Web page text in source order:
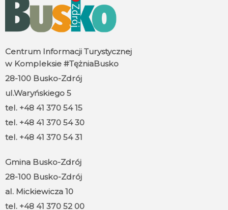
Centrum Informacji Turystycznej
w Kompleksie #TężniaBusko
28-100 Busko-Zdrój
ul.Waryńskiego 5
tel. +48 41 370 54 15
tel. +48 41 370 54 30
tel. +48 41 370 54 31
Gmina Busko-Zdrój
28-100 Busko-Zdrój
al. Mickiewicza 10
tel. +48 41 370 52 00